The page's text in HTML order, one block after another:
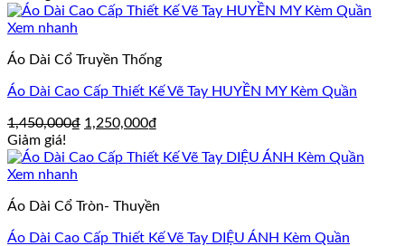
là:
tại
Xem nhanh
Áo Dài Cổ Truyền Thống
Áo Dài Cao Cấp Thiết Kế Vẽ Tay HUYỀN MY Kèm Quần
1,450,000₫ Giá
là:
1,250,000₫
tại
Giảm giá!
Xem nhanh
Áo Dài Cổ Tròn- Thuyền
Áo Dài Cao Cấp Thiết Kế Vẽ Tay DIỆU ÁNH Kèm Quần